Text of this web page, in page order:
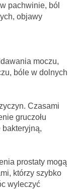
pachwinie, ból
objawy
moczu,
bóle w dolnych
Czasami
gruczołu
bakteryjną,
prostaty mogą
którzy szybko
wyleczyć